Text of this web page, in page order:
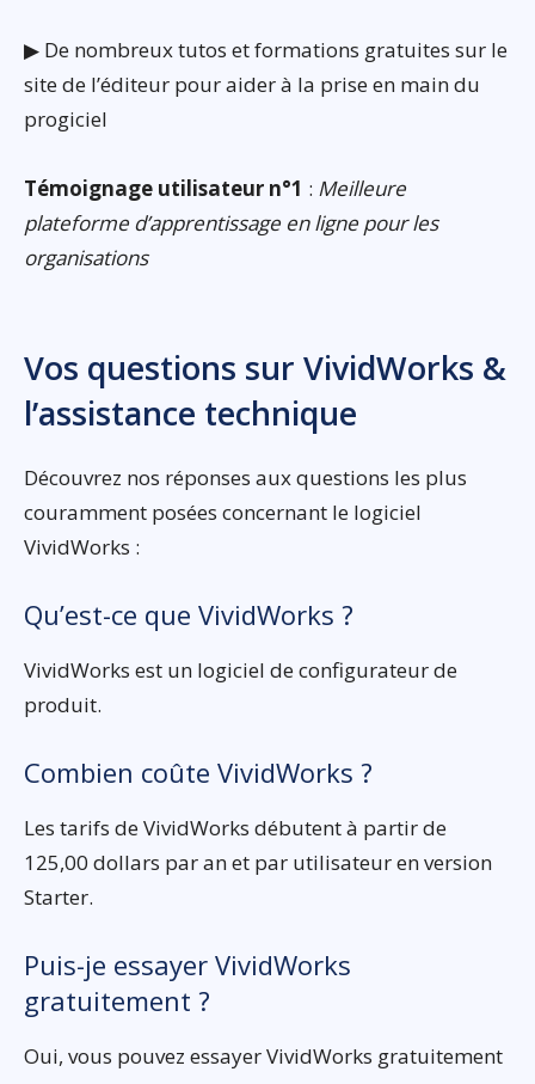
▶ De nombreux tutos et formations gratuites sur le
site de l’éditeur pour aider à la prise en main du
progiciel
Témoignage utilisateur n°1 : Meilleure
plateforme d’apprentissage en ligne pour les
organisations
Vos questions sur VividWorks &
l’assistance technique
Découvrez nos réponses aux questions les plus
couramment posées concernant le logiciel
VividWorks :
Qu’est-ce que VividWorks ?
VividWorks est un logiciel de configurateur de
produit.
Combien coûte VividWorks ?
Les tarifs de VividWorks débutent à partir de
125,00 dollars par an et par utilisateur en version
Starter.
Puis-je essayer VividWorks
gratuitement ?
Oui, vous pouvez essayer VividWorks gratuitement